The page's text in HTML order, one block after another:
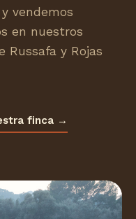
vendemos
en nuestros
Russafa y Rojas
finca →